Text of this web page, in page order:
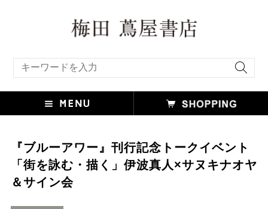
『ブルーアワー』刊行記念トークイベント
「街を詠む・描く」伊波真人×サヌキナオヤ
＆サイン会